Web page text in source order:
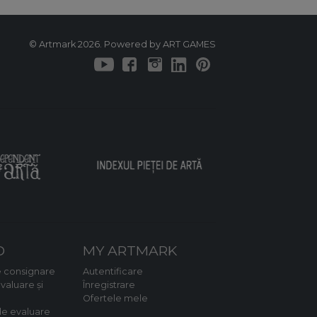
© Artmark 2026. Powered by ART GAMES
consignare
și
evaluare
MY ARTMARK
Autentificare
Înregistrare
Ofertele mele